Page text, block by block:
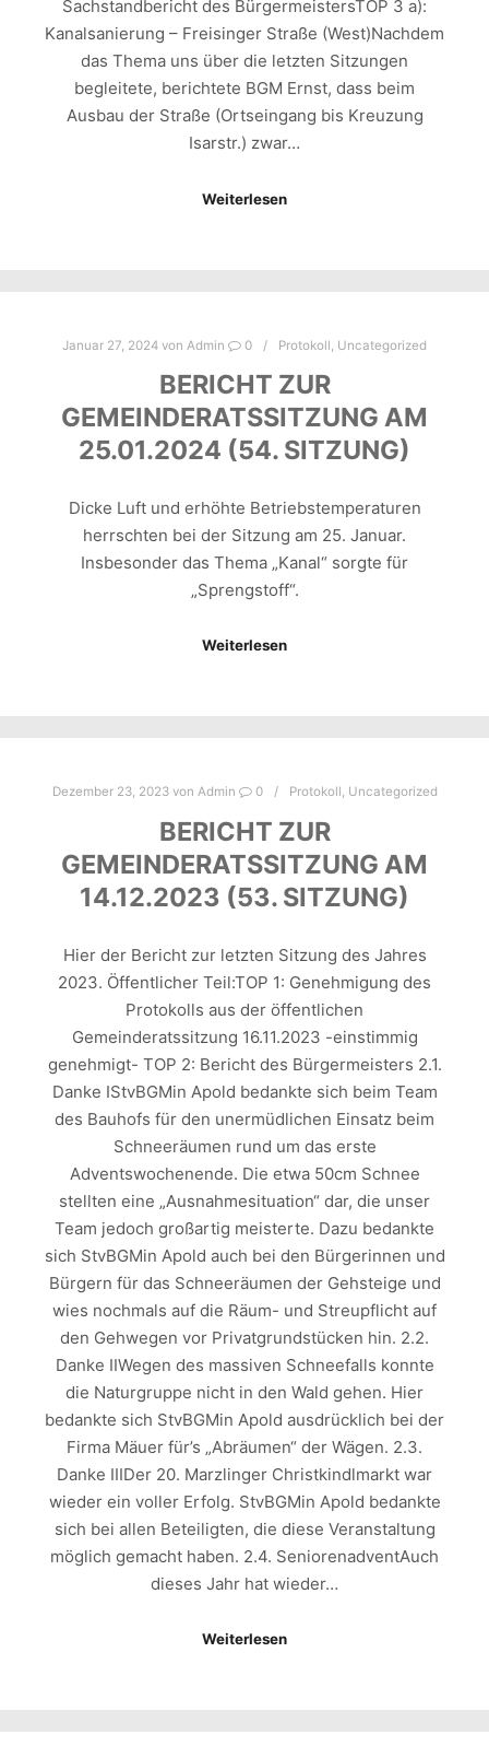
Sachstandbericht des BürgermeistersTOP 3 a):
Kanalsanierung – Freisinger Straße (West)Nachdem
das Thema uns über die letzten Sitzungen
begleitete, berichtete BGM Ernst, dass beim
Ausbau der Straße (Ortseingang bis Kreuzung
Isarstr.) zwar…
Weiterlesen
Januar 27, 2024 von Admin 0 Protokoll Uncategorized
BERICHT ZUR
GEMEINDERATSSITZUNG AM
25.01.2024 (54. SITZUNG)
Dicke Luft und erhöhte Betriebstemperaturen
herrschten bei der Sitzung am 25. Januar.
Insbesonder das Thema „Kanal“ sorgte für
„Sprengstoff“.
Weiterlesen
Dezember 23, 2023von Admin 0 Protokoll, Uncategorized
BERICHT ZUR
GEMEINDERATSSITZUNG AM
14.12.2023 (53. SITZUNG)
Hier der Bericht zur letzten Sitzung des Jahres
2023. Öffentlicher Teil:TOP 1: Genehmigung des
Protokolls aus der öffentlichen
Gemeinderatssitzung 16.11.2023 -einstimmig
genehmigt- TOP 2: Bericht des Bürgermeisters 2.1.
Danke IStvBGMin Apold bedankte sich beim Team
des Bauhofs für den unermüdlichen Einsatz beim
Schneeräumen rund um das erste
Adventswochenende. Die etwa 50cm Schnee
stellten eine „Ausnahmesituation“ dar, die unser
Team jedoch großartig meisterte. Dazu bedankte
sich StvBGMin Apold auch bei den Bürgerinnen und
Bürgern für das Schneeräumen der Gehsteige und
wies nochmals auf die Räum- und Streupflicht auf
den Gehwegen vor Privatgrundstücken hin. 2.2.
Danke IIWegen des massiven Schneefalls konnte
die Naturgruppe nicht in den Wald gehen. Hier
bedankte sich StvBGMin Apold ausdrücklich bei der
Firma Mäuer für’s „Abräumen“ der Wägen. 2.3.
Danke IIIDer 20. Marzlinger Christkindlmarkt war
wieder ein voller Erfolg. StvBGMin Apold bedankte
sich bei allen Beteiligten, die diese Veranstaltung
möglich gemacht haben. 2.4. SeniorenadventAuch
dieses Jahr hat wieder…
Weiterlesen